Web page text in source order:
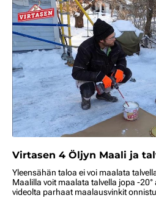
Virtasen 4 Öljyn Maali ja
Yleensähän taloa ei voi maalata
Maalilla voit maalata talvella jopa -
videolta parhaat maalausvinkit